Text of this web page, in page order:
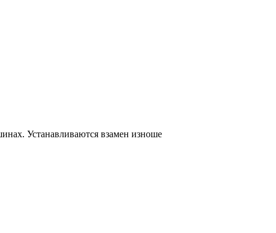
Устанавливаются взамен изноше